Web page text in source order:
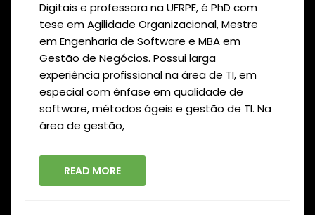
Digitais e professora na UFRPE, é PhD com
tese em Agilidade Organizacional, Mestre
em Engenharia de Software e MBA em
Gestão de Negócios. Possui larga
experiência profissional na área de TI, em
especial com ênfase em qualidade de
software, métodos ágeis e gestão de TI. Na
área de gestão,
READ MORE